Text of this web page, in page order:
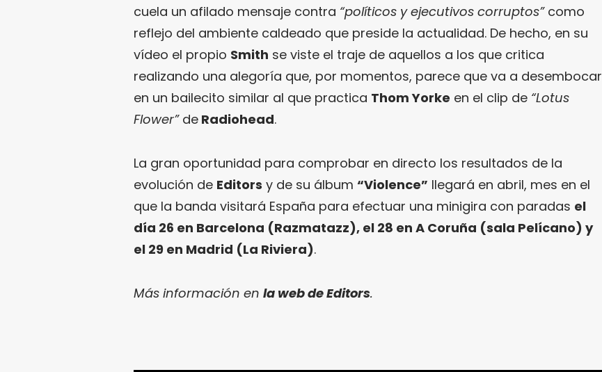
cuela un afilado mensaje contra “políticos y ejecutivos corruptos”como
reflejo del ambiente caldeado que preside la actualidad. De hecho, en su
vídeo el propio Smith se viste el traje de aquellos a los que critica
realizando una alegoría que, por momentos, parece que va a desembocar
en un bailecito similar al que practica Thom Yorke en el clip de “Lotus
Flower”de Radiohead.
La gran oportunidad para comprobar en directo los resultados de la
evolución de Editors y de su álbum “Violence” llegará en abril, mes en el
que la banda visitará España para efectuar una minigira con paradas el
día 26 en Barcelona (Razmatazz), el 28 en A Coruña (sala Pelícano) y
el 29 en Madrid (La Riviera).
Más información en la web de Editors.